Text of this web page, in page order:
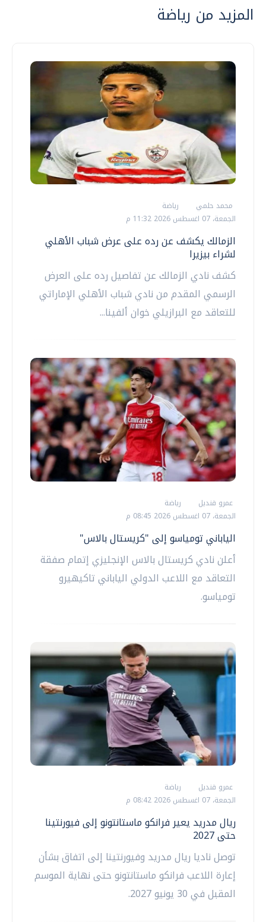
المزيد من رياضة
محمد حلمي
رياضة
الجمعة، 07 اغسطس 2026 11:32 م
الزمالك يكشف عن رده على عرض شباب الأهلي
لشراء بيزيرا
كشف نادي الزمالك عن تفاصيل رده على العرض
الرسمي المقدم من نادي شباب الأهلي الإماراتي
للتعاقد مع البرازيلي خوان ألفينا...
عمرو قنديل
رياضة
الجمعة، 07 اغسطس 2026 08:45 م
الياباني تومياسو إلى "كريستال بالاس"
أعلن نادي كريستال بالاس الإنجليزي إتمام صفقة
التعاقد مع اللاعب الدولي الياباني تاكيهيرو
تومياسو.
عمرو قنديل
رياضة
الجمعة، 07 اغسطس 2026 08:42 م
ريال مدريد يعير فرانكو ماستانتونو إلى فيورنتينا
حتى 2027
توصل ناديا ريال مدريد وفيورنتينا إلى اتفاق بشأن
إعارة اللاعب فرانكو ماستانتونو حتى نهاية الموسم
المقبل في 30 يونيو 2027.